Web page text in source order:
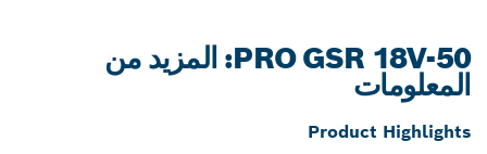
PRO GSR 18V-50: المزيد من
المعلومات
Product Highlights